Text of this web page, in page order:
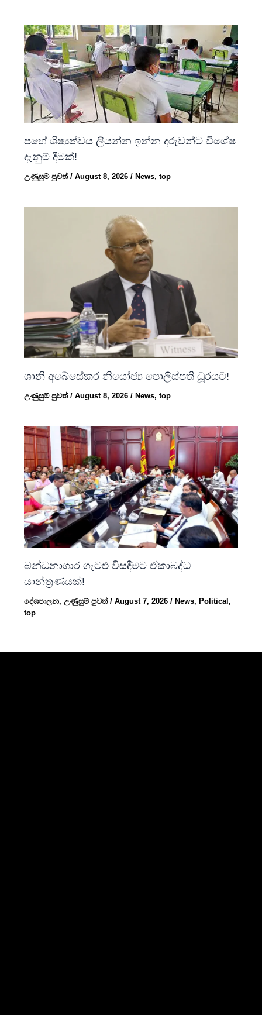
පහේ ශිෂ්‍යත්වය ලියන්න ඉන්න දරුවන්ට විශේෂ
දැනුම් දීමක්!
උණුසුම් පුවත්/August 8, 2026/ News,top
ශානි අබේසේකර නියෝජ්‍ය පොලිස්පති ධූරයට!
උණුසුම් පුවත්/August 8, 2026/News,top
බන්ධනාගාර ගැටළු විසඳීමට ඒකාබද්ධ
යාන්ත්‍රණයක්!
දේශපාලන,උණුසුම් පුවත්/August 7, 2026/News,Political,
top